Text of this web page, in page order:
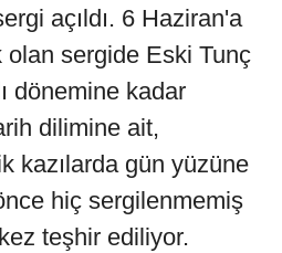
açıldı. 6 Haziran'a
olan sergide Eski Tunç
dönemine kadar
dilimine ait,
kazılarda gün yüzüne
hiç sergilenmemiş
teşhir ediliyor.